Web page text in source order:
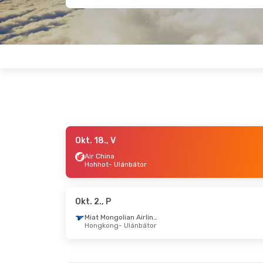
- Szept. 29., K
- Ulánbátor
- Okt. 22., Cs
Okt. 18., V
Air China
Hohhot- Ulánbátor
Okt. 2., P
Miat Mongolian Airlines
Hongkong- Ulánbátor